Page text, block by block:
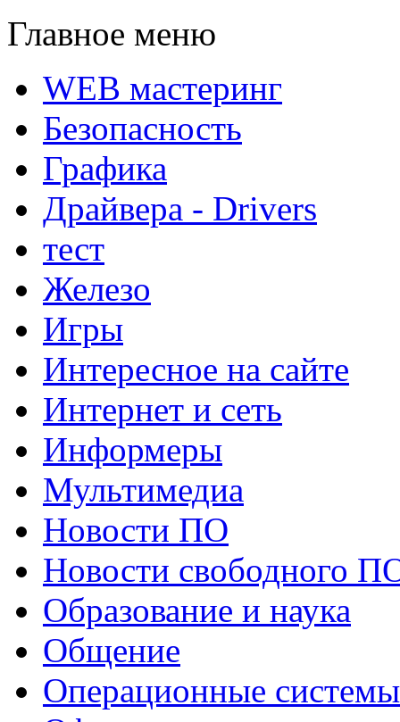
Главное меню
WEB мастеринг
Безопасность
Графика
Драйвера - Drivers
тест
Железо
Игры
Интересное на сайте
Интернет и сеть
Информеры
Мультимедиа
Новости ПО
Новости свободного
Образование и наука
Общение
Операционные системы